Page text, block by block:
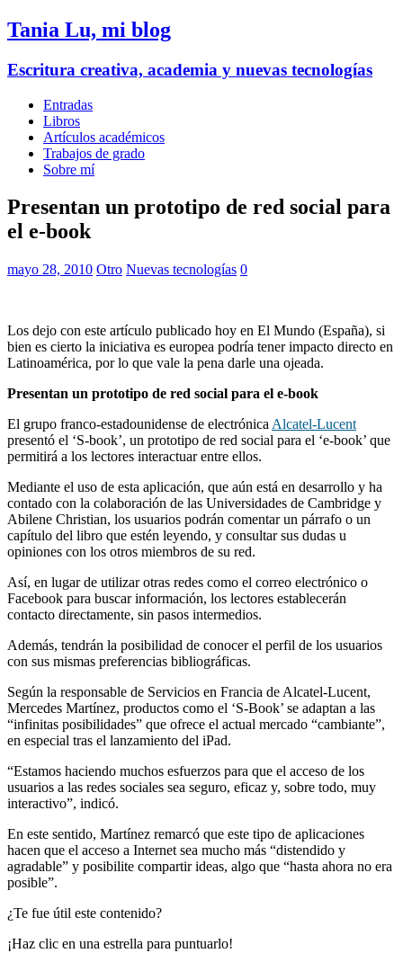
Tania Lu, mi blog
Escritura creativa, academia y nuevas tecnologías
Entradas
Libros
Artículos académicos
Trabajos de grado
Sobre mí
Presentan un prototipo de red social para
el e-book
mayo 28, 2010 Otro Nuevas tecnologías 0
Los dejo con este artículo publicado hoy en El Mundo (España), si
bien es cierto la iniciativa es europea podría tener impacto directo en
Latinoamérica, por lo que vale la pena darle una ojeada.
Presentan un prototipo de red social para el e-book
El grupo franco-estadounidense de electrónica Alcatel-Lucent
presentó el ‘S-book’, un prototipo de red social para el ‘e-book’ que
permitirá a los lectores interactuar entre ellos.
Mediante el uso de esta aplicación, que aún está en desarrollo y ha
contado con la colaboración de las Universidades de Cambridge y
Abilene Christian, los usuarios podrán comentar un párrafo o un
capítulo del libro que estén leyendo, y consultar sus dudas u
opiniones con los otros miembros de su red.
Así, en lugar de utilizar otras redes como el correo electrónico o
Facebook para buscar información, los lectores establecerán
contacto directamente, sin pasos intermedios.
Además, tendrán la posibilidad de conocer el perfil de los usuarios
con sus mismas preferencias bibliográficas.
Según la responsable de Servicios en Francia de Alcatel-Lucent,
Mercedes Martínez, productos como el ‘S-Book’ se adaptan a las
“infinitas posibilidades” que ofrece el actual mercado “cambiante”,
en especial tras el lanzamiento del iPad.
“Estamos haciendo muchos esfuerzos para que el acceso de los
usuarios a las redes sociales sea seguro, eficaz y, sobre todo, muy
interactivo”, indicó.
En este sentido, Martínez remarcó que este tipo de aplicaciones
hacen que el acceso a Internet sea mucho más “distendido y
agradable” y posibilite compartir ideas, algo que “hasta ahora no era
posible”.
¿Te fue útil este contenido?
¡Haz clic en una estrella para puntuarlo!